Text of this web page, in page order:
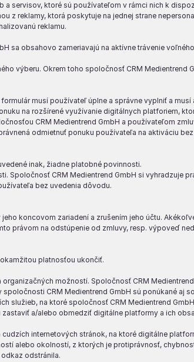
servisov, ktoré sú používateľom v rámci nich k
z reklamy, ktorá poskytuje na jednej strane
reklamu.
sa obsahovo zameriavajú na aktívne trávenie
výberu. Okrem toho spoločnosť CRM Medientrend
musí používateľ úplne a správne vyplniť a musí
na rozšírené využívanie digitálnych platforiem,
CRM Medientrend GmbH a používateľom
odmietnuť ponuku používateľa na aktiváciu
inak, žiadne platobné povinnosti.
Spoločnosť CRM Medientrend GmbH si vyhradzuje
bez uvedenia dôvodu.
koncovom zariadení a zrušením jeho účtu.
právom na odstúpenie od zmluvy, resp. výpoveď
platnosťou ukončiť.
možností. Spoločnosť CRM
CRM Medientrend GmbH sú ponúkané aj
služieb, na ktoré spoločnosť CRM Medientrend
a/alebo obmedziť digitálne platformy a ich
internetových stránok, na ktoré digitálne
alebo okolností, z ktorých je protiprávnosť,
odstránila.